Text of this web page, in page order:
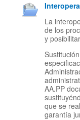
La
de los
y
AA.PP
que se
garantía